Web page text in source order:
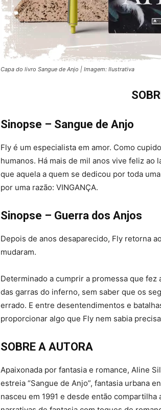
Capa do livro Sangue de Anjo | Imagem: Ilustrativa
Sinopse – Sangue de Anjo
Fly é um especialista em amor. Como
humanos. Há mais de mil anos vive feliz ao
que aquela a quem se dedicou por toda
por uma razão: VINGANÇA.
Sinopse – Guerra dos Anjos
Depois de anos desaparecido, Fly retorna
mudaram.
Determinado a cumprir a promessa que
das garras do inferno, sem saber que os
errado. E entre desentendimentos e
proporcionar algo que Fly nem sabia
SOBRE A AUTORA
Apaixonada por fantasia e romance, Aline
estreia “Sangue de Anjo”, fantasia urbana
nasceu em 1991 e desde então